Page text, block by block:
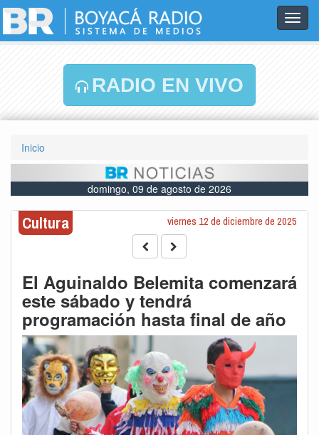
RADIO EN VIVO
Inicio
domingo, 09 de agosto de 2026
Cultura viernes 12 de diciembre de 2025
El Aguinaldo Belemita comenzará
este sábado y tendrá
programación hasta final de año